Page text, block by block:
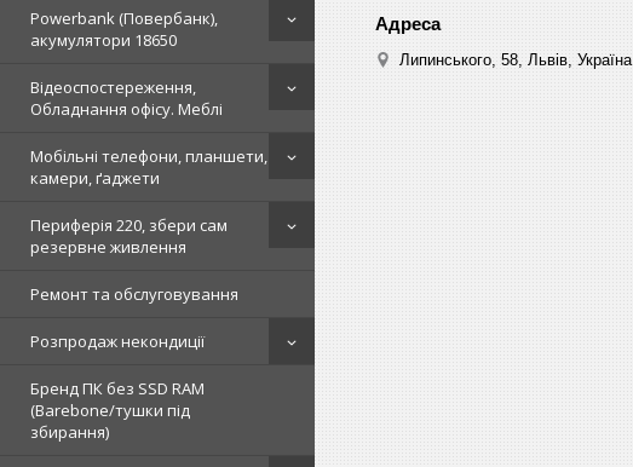
Powerbank (Повербанк),
акумулятори 18650
Відеоспостереження,
Обладнання офісу. Меблі
Мобільні телефони, планшети,
камери, ґаджети
Периферія 220, збери сам
резервне живлення
Ремонт та обслуговування
Розпродаж некондиції
Бренд ПК без SSD RAM
(Barebone/тушки під
збирання)
Липинського, 58, Львів, Україна